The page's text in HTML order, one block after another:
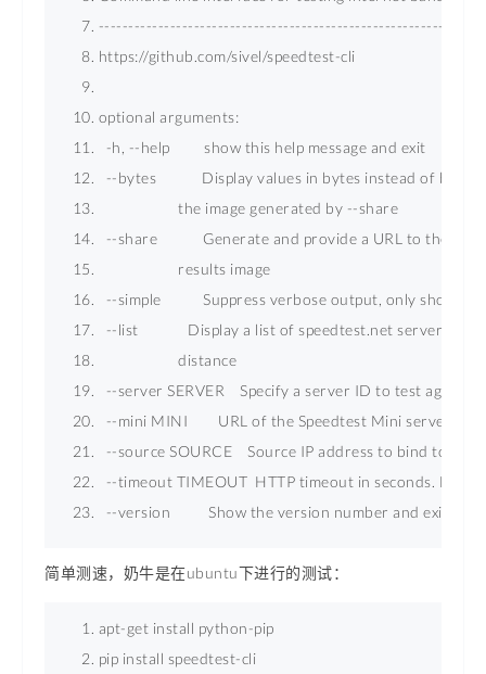
https://github.com/sivel/speedtest-cli
optional arguments:
-h, --help         show this help message and exit
--bytes            Display values in bytes instead of
the image generated by --share
--share            Generate and provide a URL to the
results image
--simple           Suppress verbose output, only show
--list             Display a list of speedtest.net servers
distance
--server SERVER    Specify a server ID to test against
--mini MINI        URL of the Speedtest Mini server
--source SOURCE    Source IP address to bind to
--timeout TIMEOUT  HTTP timeout in seconds.
--version          Show the version number and exit
简单测速，奶牛是在ubuntu下进行的测试：
apt-get install python-pip
pip install speedtest-cli